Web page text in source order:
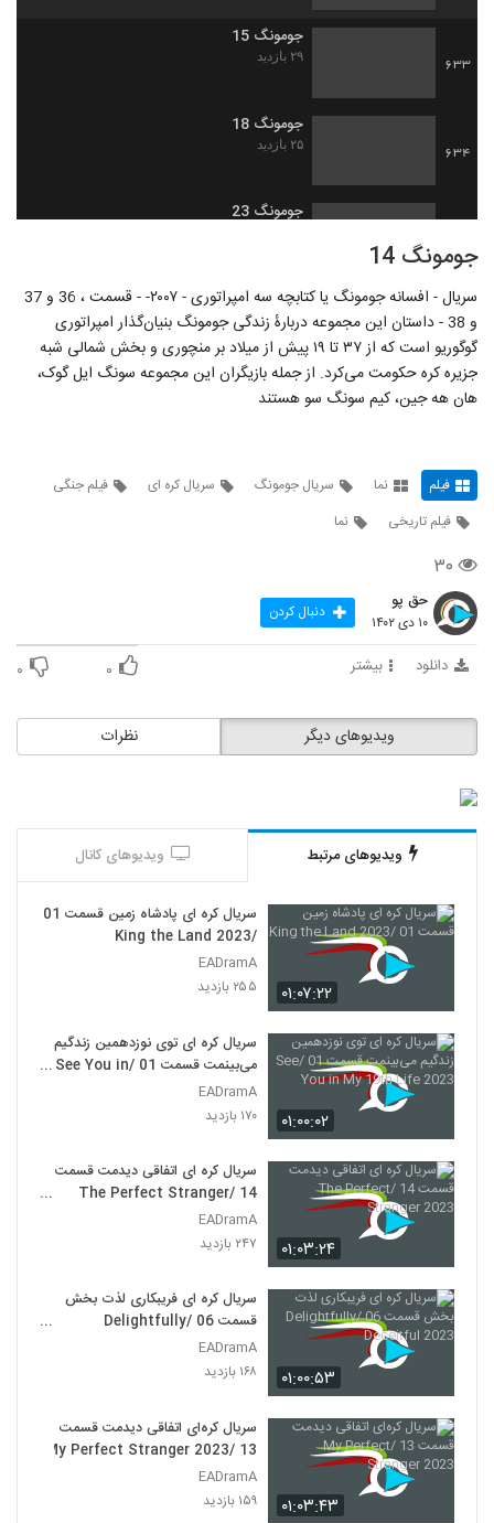
633
جومونگ 15
۲۹ بازدید
634
جومونگ 18
۲۵ بازدید
جومونگ 23
636
جومونگ 24
۳۱ بازدید
جومونگ 25
۲۶ بازدید
638
جومونگ 27
۱۸ بازدید
639
جومونگ 29
۲۸ بازدید
جومونگ 35
643
پسری از بهشت
۳۲ بازدید
جومونگ 38
امپراطور بادها 1
۳۳ بازدید
جومونگ 14
سریال - افسانه جومونگ یا کتابچه سه امپراتوری - ۲۰۰۷- - قسمت ، 36 و 37
و 38 - داستان این مجموعه دربارهٔ زندگی جومونگ بنیان‌گذار امپراتوری
گوگوریو است که از ۳۷ تا ۱۹ پیش از میلاد بر منچوری و بخش شمالی شبه
جزیره کره حکومت می‌کرد. از جمله بازیگران این مجموعه سونگ ایل گوک،
هان هه جین، کیم سونگ سو هستند
فیلم نما سریال جومونگ سریال کره ای
فیلم جنگی
فیلم تاریخی
نما
۳۰
حق پو
۱۰ دی ۱۴۰۲ دنبال کردن
دانلود بیشتر ۰ ۰
نظرات ویدیوهای دیگر
ویدیوهای مرتبط ویدیوهای کانال
۰۱:۰۷:۲۲
سریال کره ای پادشاه زمین قسمت 01
/King the Land 2023
EADramA
۲۵۵ بازدید
۰۱:۰۰:۰۲
سریال کره ای توی نوزدهمین زندگیم
می‌بینمت قسمت 01 /See You in
My 19th Life 2023
EADramA
۱۷۰ بازدید
۰۱:۰۳:۲۴
سریال کره ای اتفاقی دیدمت قسمت
14 /The Perfect Stranger
2023
EADramA
۲۴۷ بازدید
۰۱:۰۰:۵۳
سریال کره ای فریبکاری لذت بخش
قسمت 06 /Delightfully
Deceitful 2023
EADramA
۱۶۸ بازدید
۰۱:۰۳:۴۳
سریال کره‌ای اتفاقی دیدمت قسمت
13 /My Perfect Stranger 2023
EADramA
۱۵۹ بازدید